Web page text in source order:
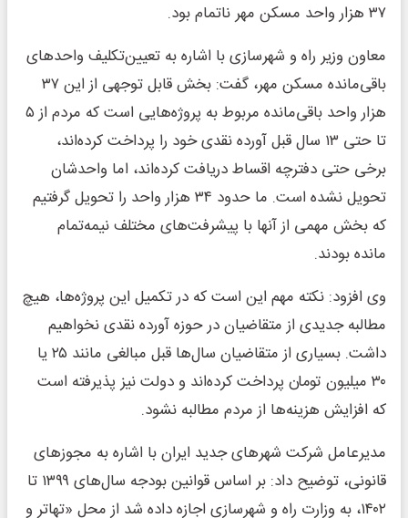
۳۷ هزار واحد مسکن مهر ناتمام بود.
معاون وزیر راه و شهرسازی با اشاره به تعیین‌تکلیف واحدهای
باقی‌مانده مسکن مهر، گفت: بخش قابل توجهی از این ۳۷
هزار واحد باقی‌مانده مربوط به پروژه‌هایی است که مردم از ۵
تا حتی ۱۳ سال قبل آورده نقدی خود را پرداخت کرده‌اند،
برخی حتی دفترچه اقساط دریافت کرده‌اند، اما واحدشان
تحویل نشده است. ما حدود ۳۴ هزار واحد را تحویل گرفتیم
که بخش مهمی از آنها با پیشرفت‌های مختلف نیمه‌تمام
مانده بودند.
وی افزود: نکته مهم این است که در تکمیل این پروژه‌ها، هیچ
مطالبه جدیدی از متقاضیان در حوزه آورده نقدی نخواهیم
داشت. بسیاری از متقاضیان سال‌ها قبل مبالغی مانند ۲۵ یا
۳۰ میلیون تومان پرداخت کرده‌اند و دولت نیز پذیرفته است
که افزایش هزینه‌ها از مردم مطالبه نشود.
مدیرعامل شرکت شهرهای جدید ایران با اشاره به مجوزهای
قانونی، توضیح داد: بر اساس قوانین بودجه سال‌های ۱۳۹۹ تا
۱۴۰۲، به وزارت راه و شهرسازی اجازه داده شد از محل «تهاتر و